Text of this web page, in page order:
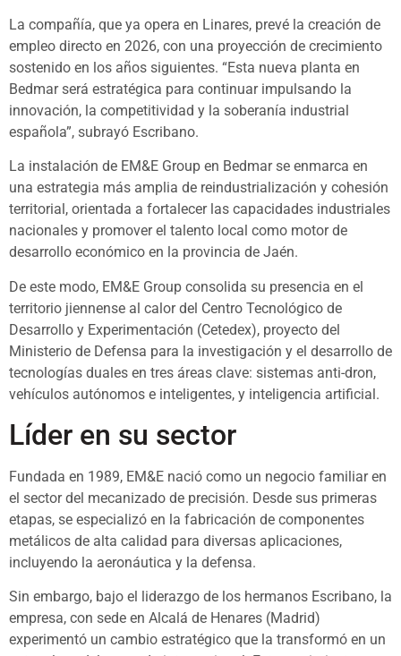
La compañía, que ya opera en Linares, prevé la creación de
empleo directo en 2026, con una proyección de crecimiento
sostenido en los años siguientes. “Esta nueva planta en
Bedmar será estratégica para continuar impulsando la
innovación, la competitividad y la soberanía industrial
española”, subrayó Escribano.
La instalación de EM&E Group en Bedmar se enmarca en
una estrategia más amplia de reindustrialización y cohesión
territorial, orientada a fortalecer las capacidades industriales
nacionales y promover el talento local como motor de
desarrollo económico en la provincia de Jaén.
De este modo, EM&E Group consolida su presencia en el
territorio jiennense al calor del Centro Tecnológico de
Desarrollo y Experimentación (Cetedex), proyecto del
Ministerio de Defensa para la investigación y el desarrollo de
tecnologías duales en tres áreas clave: sistemas anti-dron,
vehículos autónomos e inteligentes, y inteligencia artificial.
Líder en su sector
Fundada en 1989, EM&E nació como un negocio familiar en
el sector del mecanizado de precisión. Desde sus primeras
etapas, se especializó en la fabricación de componentes
metálicos de alta calidad para diversas aplicaciones,
incluyendo la aeronáutica y la defensa.
Sin embargo, bajo el liderazgo de los hermanos Escribano, la
empresa, con sede en Alcalá de Henares (Madrid)
experimentó un cambio estratégico que la transformó en un